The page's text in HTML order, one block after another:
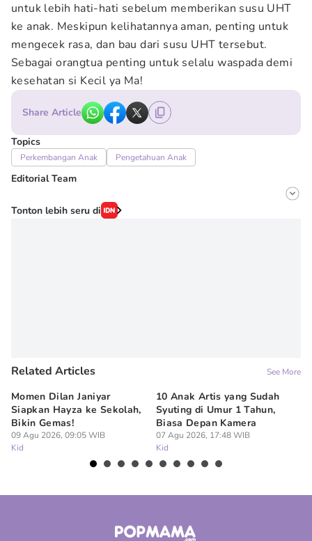
untuk lebih hati-hati sebelum memberikan susu UHT
ke anak. Meskipun kelihatannya aman, penting untuk
mengecek rasa, dan bau dari susu UHT tersebut.
Sebagai orangtua penting untuk selalu waspada demi
kesehatan si Kecil ya Ma!
Share Article
Topics
Perkembangan Anak Pengetahuan Anak
Editorial Team
Editor
Irma ediarti mardiyah
Tonton lebih seru di
Related Articles See More
Momen Dilan Janiyar
Siapkan Hayza ke Sekolah,
Bikin Gemas!
09 Agu 2026, 09:05 WIB
Kid
10 Anak Artis yang Sudah
Syuting di Umur 1 Tahun,
Biasa Depan Kamera
07 Agu 2026, 17:48 WIB
Kid